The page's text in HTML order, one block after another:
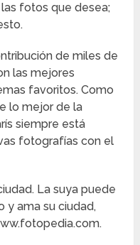
fotos que desea;
de miles de
las mejores
favoritos. Como
lo mejor de la
siempre está
fotografías con el
La suya puede
y ama su ciudad,